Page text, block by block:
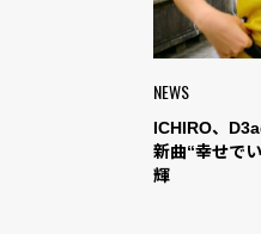
NEWS
ICHIRO、
新曲“幸せで
輝